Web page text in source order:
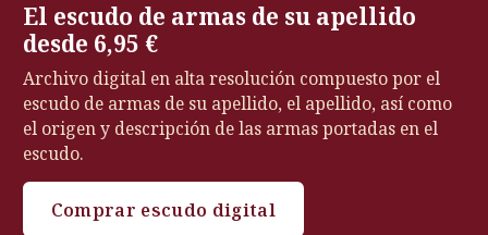
El escudo de armas de su apellido
desde 6,95 €
Archivo digital en alta resolución compuesto por el
escudo de armas de su apellido, el apellido, así como
el origen y descripción de las armas portadas en el
escudo.
Comprar escudo digital